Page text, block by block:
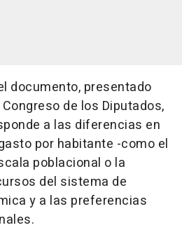
documento, presentado
de los Diputados,
a las diferencias en
por habitante -como el
poblacional o la
del sistema de
y a las preferencias